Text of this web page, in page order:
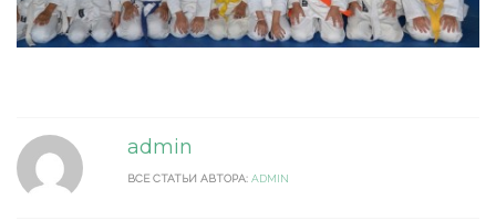
admin
ВСЕ СТАТЬИ АВТОРА: ADMIN